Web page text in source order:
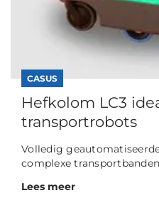
CASUS
Hefkolom LC3
transportrobots
Volledig
complexe
Lees meer